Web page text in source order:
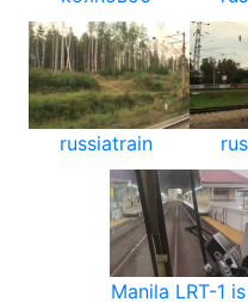
russiatrain
Manila LRT-1